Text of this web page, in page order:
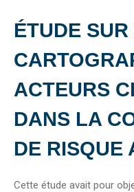
ÉTUDE
ACTEURS
DANS LA
DE RISQUE
Cette étude avait pour